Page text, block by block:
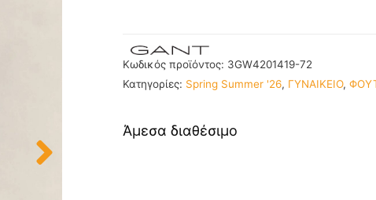
Κωδικός προϊόντος: 3GW4201419-72
Κατηγορίες: Spring Summer '26, ΓΥΝΑΙΚΕΙΟ,
Άμεσα διαθέσιμο